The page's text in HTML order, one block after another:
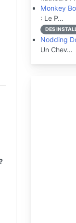
Monkey
: Le P…
DES
Nodding
Un Chev…